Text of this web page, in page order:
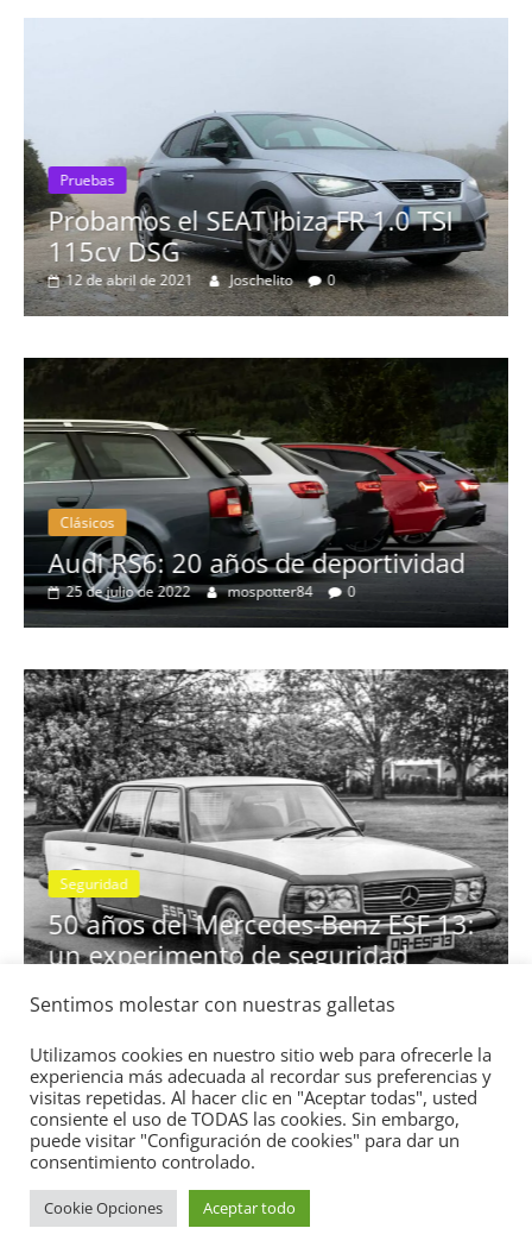
Pruebas
Probamos el SEAT Ibiza FR 1.0 TSI
115cv DSG
12 de abril de 2021 Joschelito 0
Clásicos
Audi RS6: 20 años de deportividad
25 de julio de 2022 mospotter84 0
Seguridad
50 años del Mercedes-Benz ESF 13:
un experimento de seguridad
Copyright © 2026Academia del Motor
. Todos los derechos
reservados.
Tema:ColorMag por ThemeGrill. Funciona con
Sentimos molestar con nuestras galletas
Utilizamos cookies en nuestro sitio web para ofrecerle la
experiencia más adecuada al recordar sus preferencias y
visitas repetidas. Al hacer clic en "Aceptar todas", usted
consiente el uso de TODAS las cookies. Sin embargo,
puede visitar "Configuración de cookies" para dar un
consentimiento controlado.
Cookie Opciones Aceptar todo